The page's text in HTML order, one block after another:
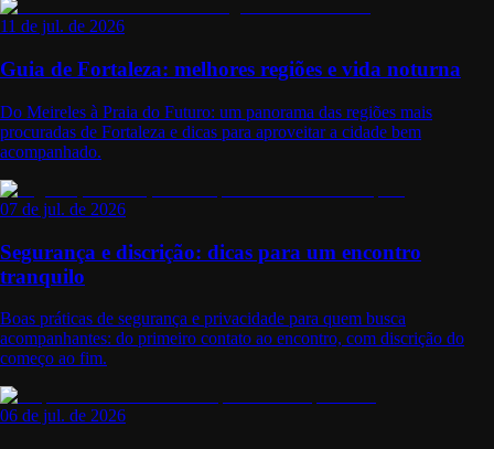
11 de jul. de 2026
Guia de Fortaleza: melhores regiões e vida noturna
Do Meireles à Praia do Futuro: um panorama das regiões mais
procuradas de Fortaleza e dicas para aproveitar a cidade bem
acompanhado.
07 de jul. de 2026
Segurança e discrição: dicas para um encontro
tranquilo
Boas práticas de segurança e privacidade para quem busca
acompanhantes: do primeiro contato ao encontro, com discrição do
começo ao fim.
06 de jul. de 2026